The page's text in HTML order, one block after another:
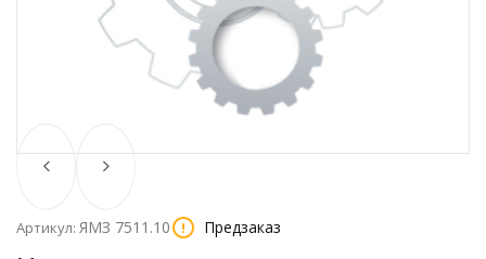
Артикул: ЯМЗ 7511.10 Предзаказ